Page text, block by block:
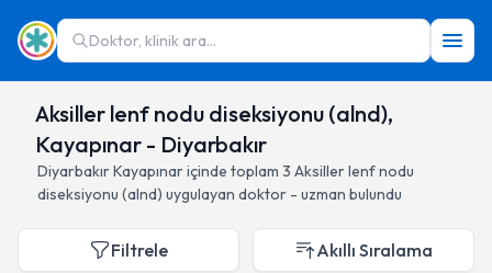
Doktor, klinik ara...
Aksiller lenf nodu diseksiyonu (alnd),
Kayapınar - Diyarbakır
DiyarbakırKayapınariçinde toplam 3 Aksiller lenf nodu
diseksiyonu (alnd) uygulayan doktor - uzman bulundu
Filtrele Akıllı Sıralama